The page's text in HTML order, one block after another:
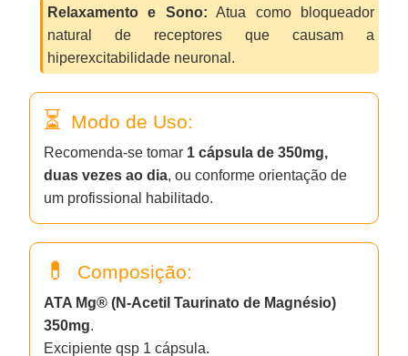
Relaxamento e Sono: Atua como bloqueador
natural de receptores que causam a
hiperexcitabilidade neuronal.
Modo de Uso:
Recomenda-se tomar 1 cápsula de 350mg,
duas vezes ao dia, ou conforme orientação de
um profissional habilitado.
Composição:
ATA Mg® (N-Acetil Taurinato de Magnésio)
350mg.
Excipiente qsp 1 cápsula.